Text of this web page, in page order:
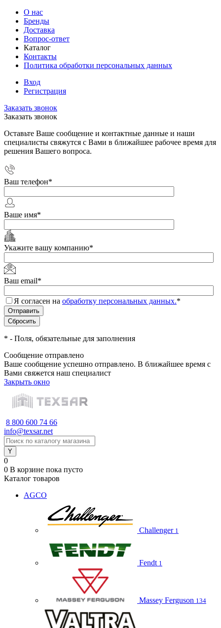
О нас
Бренды
Доставка
Вопрос-ответ
Каталог
Контакты
Политика обработки персональных данных
Вход
Регистрация
Заказать звонок
Заказать звонок
Оставьте Ваше сообщение и контактные данные и наши
специалисты свяжутся с Вами в ближайшее рабочее время для
решения Вашего вопроса.
Ваш телефон*
Ваше имя*
Укажите вашу компанию*
Ваш email*
Я согласен на обработку персональных данных.*
* - Поля, обязательные для заполнения
Сообщение отправлено
Ваше сообщение успешно отправлено. В ближайшее время с
Вами свяжется наш специалист
Закрыть окно
8 800 600 74 66
info@texsar.net
0
0 В корзине пока пусто
Каталог товаров
AGCO
Challenger 1
Fendt 1
Massey Ferguson 134